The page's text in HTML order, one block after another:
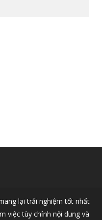
lại trải nghiệm tốt nhất
việc tùy chỉnh nội dung và